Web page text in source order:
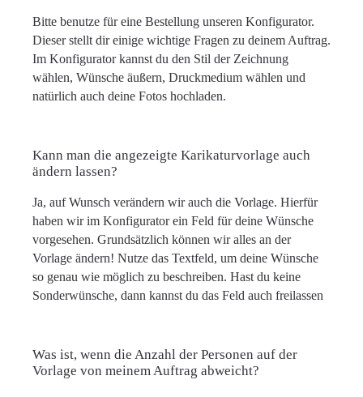
Bitte benutze für eine Bestellung unseren Konfigurator.
Dieser stellt dir einige wichtige Fragen zu deinem Auftrag.
Im Konfigurator kannst du den Stil der Zeichnung
wählen, Wünsche äußern, Druckmedium wählen und
natürlich auch deine Fotos hochladen.
Kann man die angezeigte Karikaturvorlage auch
ändern lassen?
Ja, auf Wunsch verändern wir auch die Vorlage. Hierfür
haben wir im Konfigurator ein Feld für deine Wünsche
vorgesehen. Grundsätzlich können wir alles an der
Vorlage ändern! Nutze das Textfeld, um deine Wünsche
so genau wie möglich zu beschreiben. Hast du keine
Sonderwünsche, dann kannst du das Feld auch freilassen
Was ist, wenn die Anzahl der Personen auf der
Vorlage von meinem Auftrag abweicht?